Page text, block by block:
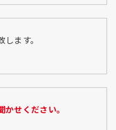
ます。
せください。